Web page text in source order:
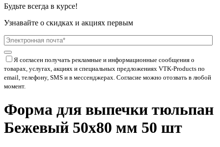
Будьте всегда в курсе!
Узнавайте о скидках и акциях первым
Я согласен получать рекламные и информационные сообщения о
товарах, услугах, акциях и специальных предложениях VTK-Products по
email, телефону, SMS и в мессенджерах. Согласие можно отозвать в любой
момент.
Форма для выпечки тюльпан
Бежевый 50x80 мм 50 шт